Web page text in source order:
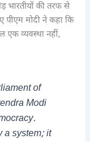
भारतीयों की तरफ से
पीएम मोदी ने कहा कि
एक व्यवस्था नहीं,
of
Modi
a system; it